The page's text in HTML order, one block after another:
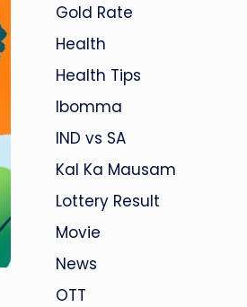
Gold Rate
Health
Health Tips
Ibomma
IND vs SA
Kal Ka Mausam
Lottery Result
Movie
News
OTT